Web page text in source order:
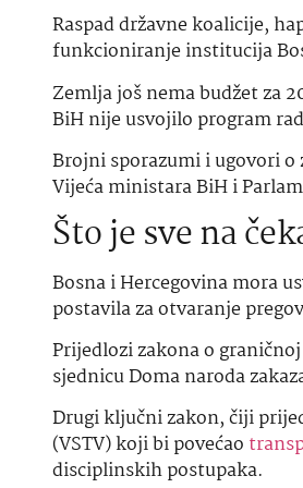
Raspad državne koalicije,
funkcioniranje institucija
Zemlja još nema budžet za
BiH nije usvojilo program
Brojni sporazumi i ugovori
Vijeća ministara BiH i
Što je sve na
Bosna i Hercegovina mora
postavila za otvaranje
Prijedlozi zakona o
sjednicu Doma naroda
Drugi ključni zakon, čiji
(VSTV) koji bi povećao
disciplinskih postupaka.